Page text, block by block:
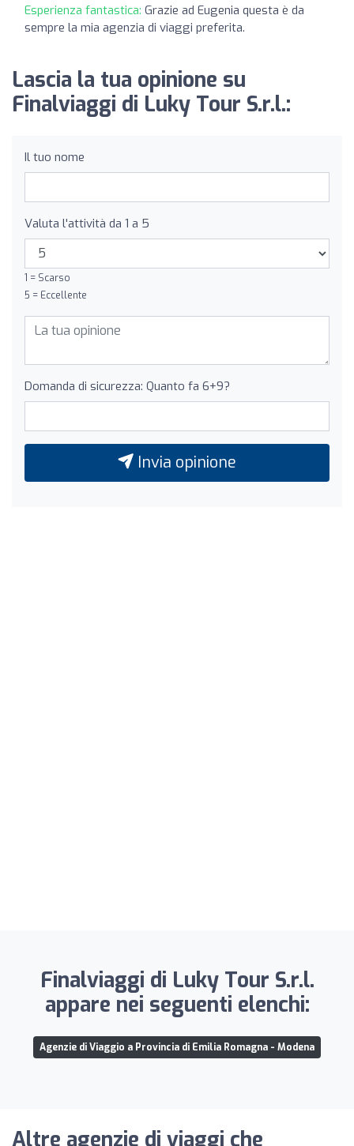
Esperienza fantastica: Grazie ad Eugenia questa è da
sempre la mia agenzia di viaggi preferita.
Lascia la tua opinione su
Finalviaggi di Luky Tour S.r.l.:
Il tuo nome
Valuta l'attività da 1 a 5
1 = Scarso
5 = Eccellente
Domanda di sicurezza: Quanto fa 6+9?
Invia opinione
Finalviaggi di Luky Tour S.r.l.
appare nei seguenti elenchi:
Agenzie di Viaggio a Provincia di Emilia Romagna - Modena
Altre agenzie di viaggi che